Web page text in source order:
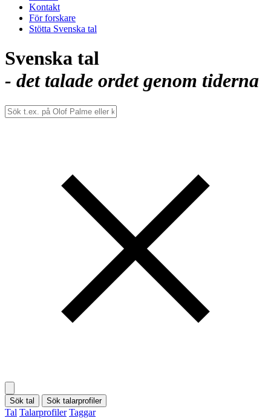
Kontakt
För forskare
Stötta Svenska tal
Svenska tal
- det talade ordet genom tiderna
Sök tal Sök talarprofiler
Tal Talarprofiler Taggar